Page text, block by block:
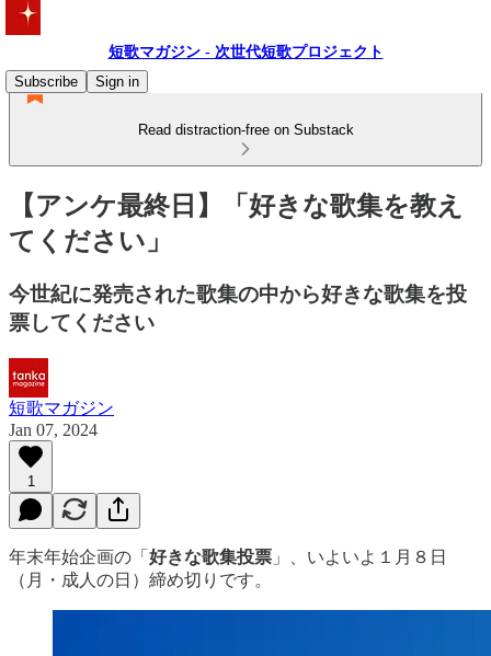
短歌マガジン - 次世代短歌プロジェクト
Subscribe
Sign in
Read distraction-free on Substack
【アンケ最終日】「好きな歌集を教え
てください」
今世紀に発売された歌集の中から好きな歌集を投
票してください
短歌マガジン
Jan 07, 2024
1
年末年始企画の「 好きな歌集投票 」、いよいよ１月８日
（月・成人の日）締め切りです。